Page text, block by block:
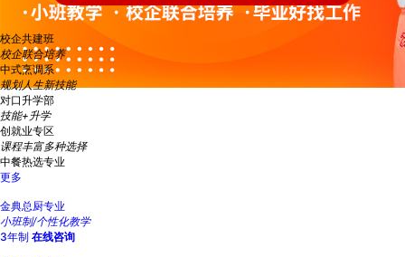
校企共建班
校企联合培养
中式烹调系
规划人生新技能
对口升学部
技能+升学
创就业专区
课程丰富多种选择
中餐热选专业
更多
金典总厨专业
小班制/个性化教学
3年制 在线咨询